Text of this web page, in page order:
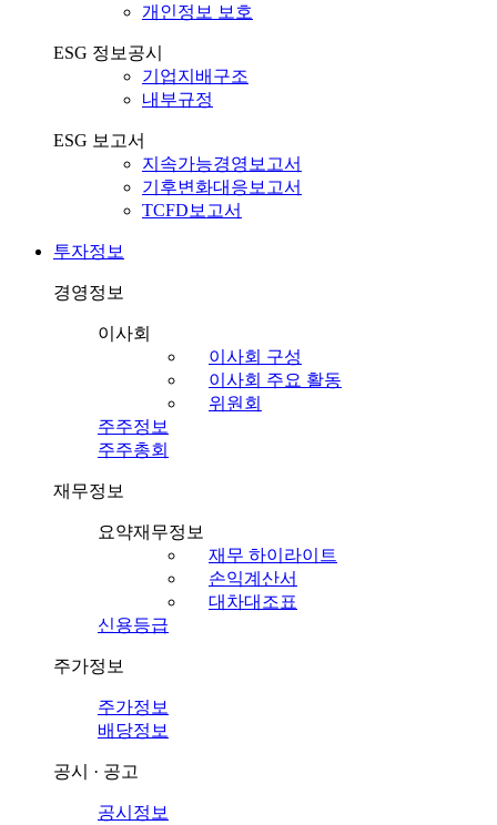
개인정보 보호
ESG 정보공시
기업지배구조
내부규정
ESG 보고서
지속가능경영보고서
기후변화대응보고서
TCFD보고서
투자정보
경영정보
이사회
이사회 구성
이사회 주요 활동
위원회
주주정보
주주총회
재무정보
요약재무정보
재무 하이라이트
손익계산서
대차대조표
신용등급
주가정보
주가정보
배당정보
공시 · 공고
공시정보